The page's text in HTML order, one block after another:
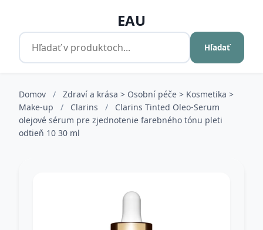
EAU
Hľadať
Domov /
Zdraví a krása > Osobní péče > Kosmetika >
Make-up
/ Clarins /
Clarins Tinted Oleo-Serum
olejové sérum pre zjednotenie farebného tónu pleti
odtieň 10 30 ml